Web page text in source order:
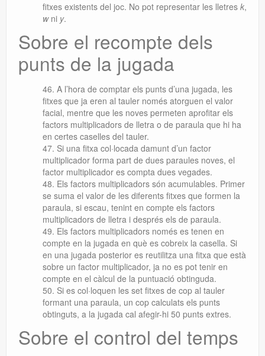
fitxes existents del joc. No pot representar les lletres k,
wni y.
Sobre el recompte dels
punts de la jugada
A l’hora de comptar els punts d’una jugada, les
fitxes que ja eren al tauler només atorguen el valor
facial, mentre que les noves permeten aprofitar els
factors multiplicadors de lletra o de paraula que hi ha
en certes caselles del tauler.
Si una fitxa col·locada damunt d’un factor
multiplicador forma part de dues paraules noves, el
factor multiplicador es compta dues vegades.
Els factors multiplicadors són acumulables. Primer
se suma el valor de les diferents fitxes que formen la
paraula, si escau, tenint en compte els factors
multiplicadors de lletra i després els de paraula.
Els factors multiplicadors només es tenen en
compte en la jugada en què es cobreix la casella. Si
en una jugada posterior es reutilitza una fitxa que està
sobre un factor multiplicador, ja no es pot tenir en
compte en el càlcul de la puntuació obtinguda.
Si es col·loquen les set fitxes de cop al tauler
formant una paraula, un cop calculats els punts
obtinguts, a la jugada cal afegir-hi 50 punts extres.
Sobre el control del temps